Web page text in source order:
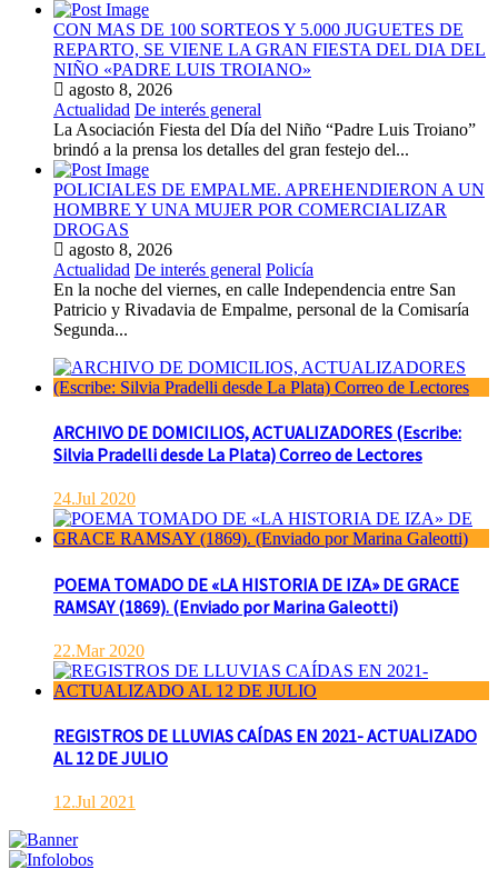
CON MAS DE 100 SORTEOS Y 5.000 JUGUETES DE
REPARTO, SE VIENE LA GRAN FIESTA DEL DIA DEL
NIÑO «PADRE LUIS TROIANO»
agosto 8, 2026
Actualidad De interés general
La Asociación Fiesta del Día del Niño “Padre Luis Troiano”
brindó a la prensa los detalles del gran festejo del...
POLICIALES DE EMPALME. APREHENDIERON A UN
HOMBRE Y UNA MUJER POR COMERCIALIZAR
DROGAS
agosto 8, 2026
Actualidad De interés general Policía
En la noche del viernes, en calle Independencia entre San
Patricio y Rivadavia de Empalme, personal de la Comisaría
Segunda...
ARCHIVO DE DOMICILIOS, ACTUALIZADORES (Escribe:
Silvia Pradelli desde La Plata) Correo de Lectores
24.Jul 2020
POEMA TOMADO DE «LA HISTORIA DE IZA» DE GRACE
RAMSAY (1869). (Enviado por Marina Galeotti)
22.Mar 2020
REGISTROS DE LLUVIAS CAÍDAS EN 2021- ACTUALIZADO
AL 12 DE JULIO
12.Jul 2021